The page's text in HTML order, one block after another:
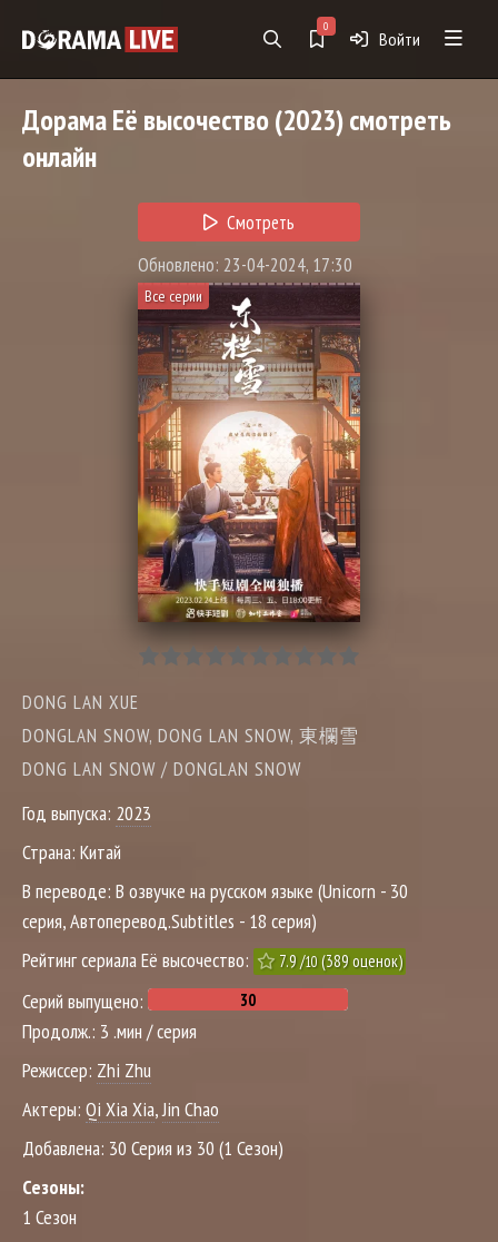
0
Войти
ДорамаЕё высочество(2023) смотреть
онлайн
Смотреть
Обновлено: 23-04-2024, 17:30
Все серии
DONG LAN XUE
DONGLAN SNOW, DONG LAN SNOW, 東欄雪
DONG LAN SNOW / DONGLAN SNOW
Год выпуска: 2023
Страна: Китай
В переводе: В озвучке на русском языке (Unicorn - 30
серия, Автоперевод.Subtitles - 18 серия)
Рейтинг сериала Её высочество:
7.9/10(389оценок)
Серий выпущено:
Продолж.: 3 .мин / серия
Режиссер: Zhi Zhu
Актеры: Qi Xia Xia,Jin Chao
Добавлена: 30 Серия из 30 (1 Сезон)
Сезоны:
1 Сезон